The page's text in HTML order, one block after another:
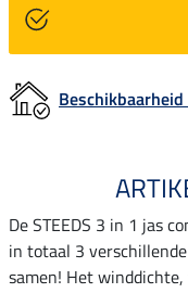
Beschikbaarheid
De STEEDS 3 in 1 jas
in totaal 3
samen! Het